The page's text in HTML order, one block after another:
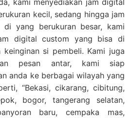
kami menyediakan jam digital
kecil, sedang hingga jam
yang berukuran besar, kami
digital custom yang bisa di
keinginan si pembeli. Kami juga
pesan antar, kami siap
anda ke berbagai wilayah yang
“Bekasi, cikarang, cibitung,
bogor, tangerang selatan,
baru, cempaka mas,